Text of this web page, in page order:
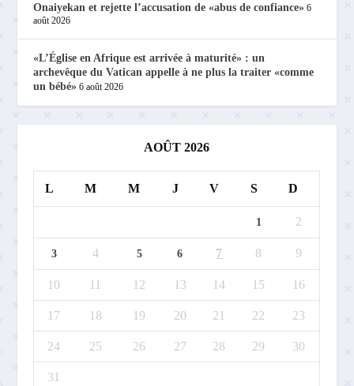
Onaiyekan et rejette l’accusation de «abus de confiance» 6
août 2026
«L’Église en Afrique est arrivée à maturité» : un
archevêque du Vatican appelle à ne plus la traiter «comme
un bébé» 6 août 2026
AOÛT 2026
L M M J V S D
1 2
3 4 5 6 7 8 9
10 11 12 13 14 15 16
17 18 19 20 21 22 23
24 25 26 27 28 29 30
31